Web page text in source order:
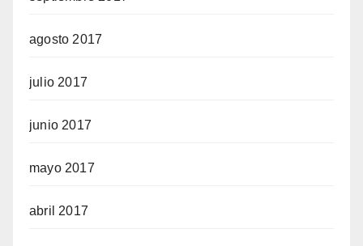
agosto 2017
julio 2017
junio 2017
mayo 2017
abril 2017